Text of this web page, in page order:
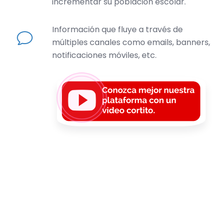
Información que fluye a través de
múltiples canales como emails, banners,
notificaciones móviles, etc.